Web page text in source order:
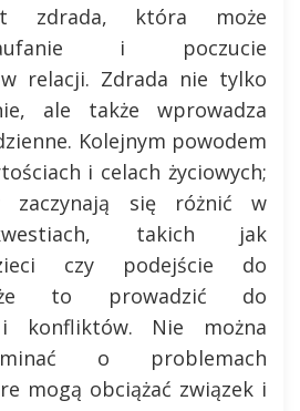
zdrada, która może
i poczucie
relacji. Zdrada nie tylko
ale także wprowadza
Kolejnym powodem
i celach życiowych;
zaczynają się różnić w
takich jak
czy podejście do
to prowadzić do
i konfliktów. Nie można
o problemach
mogą obciążać związek i